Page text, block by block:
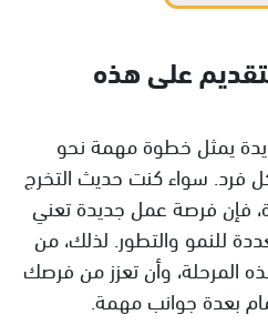
على هذه
يمثل خطوة مهمة نحو
فرد. سواء كنت حديث التخرج
فإن فرصة عمل جديدة تعني
للنمو والتطور. لذلك، من
المرحلة، وأن تعزز من فرصك
بعدة جوانب مهمة.